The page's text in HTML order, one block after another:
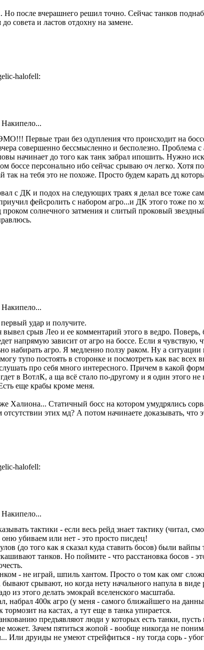
после вчерашнего решил точно. Сейчас танков
совета и ластов отдохну на замене.
Накипело...
траи без одупления что происходит на боссе
совершенно бессмысленно и бесполезно. Проблема
начинает до того как танк забрал ипошить.
боссе персонально ибо сейчас срываю оч легко. Хотя
на тебя это не похоже. Просто будем карать дд
с ДК и подох на следующих траях я делал все тоже
фейсролить с набором агро...и ДК этого тоже
солнечного затмения и слитый проковый
Накипело...
удар и получите.
срыв Лео и ее комментарий этого в ведро.
напрямую зависит от агро на боссе. Если я
набирать агро. Я медленно ползу раком. Ну а
тупо постоять в сторонке и посмотреть как вас
про себя много интересного. Причем в какой
в ВотлК, а ща всё стало по-другому и я один этого
еще крабы кроме меня.
Халиона... Статичный босс на котором умудрялись
этих мд? А потом начинаете доказывать, что
Накипело...
тактики - если весь рейд знает тактику (читал,
убиваем или нет - это просто писдец!
(до того как я сказал куда ставить босов) были
танков. Но поймите - что расстановка босов -
- не играй, шпиль хантом. Просто о том как омг
срывают, но когда нету начального напула в
из этого делать эмокрай вселенского масштаба.
набрал 400к агро (у меня - самого ближайшего на
на кастах, а тут еще в танка упирается.
предъявляют люди у которых есть танки,
может. Зачем пятиться жопой - вообще никогда не
Или друиды не умеют стрейфиться - ну тогда сорь -